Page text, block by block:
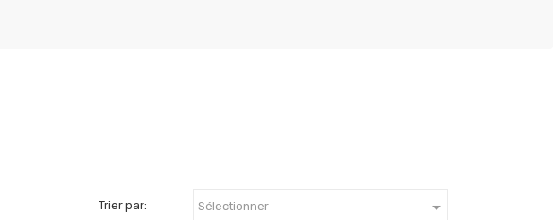
Trier par: Sélectionner 